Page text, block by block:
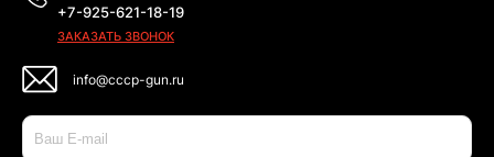
+7-925-621-18-19
ЗАКАЗАТЬ ЗВОНОК
info@cccp-gun.ru